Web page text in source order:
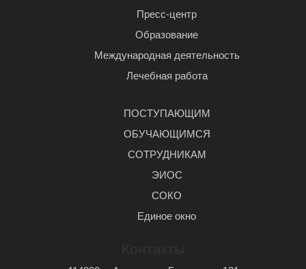
Пресс-центр
Образование
Международная деятельность
Лечебная работа
ПОСТУПАЮЩИМ
ОБУЧАЮЩИМСЯ
СОТРУДНИКАМ
ЭИОС
СОКО
Единое окно